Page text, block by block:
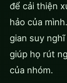
để cải thiện
hảo của
gian suy
giúp họ rút
của nhóm.